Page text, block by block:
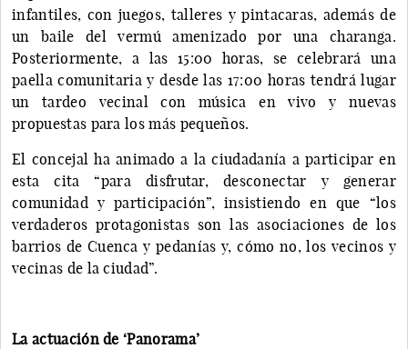
infantiles, con juegos, talleres y pintacaras, además de
un baile del vermú amenizado por una charanga.
Posteriormente, a las 15:00 horas, se celebrará una
paella comunitaria y desde las 17:00 horas tendrá lugar
un tardeo vecinal con música en vivo y nuevas
propuestas para los más pequeños.
El concejal ha animado a la ciudadanía a participar en
esta cita “para disfrutar, desconectar y generar
comunidad y participación”, insistiendo en que “los
verdaderos protagonistas son las asociaciones de los
barrios de Cuenca y pedanías y, cómo no, los vecinos y
vecinas de la ciudad”.
La actuación de ‘Panorama’